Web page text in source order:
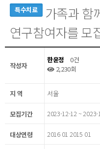
특수치료
가족과 함
연구참여자를 모
작성자
한윤정
0건
2,230회
지 역 서울
모집기간 2023-12-12 ~ 2023-
대상연령 2016 01 2015 01